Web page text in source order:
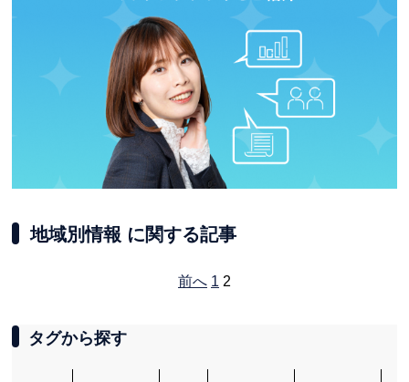
地域別情報 に関する記事
前へ 1 2
タグから探す